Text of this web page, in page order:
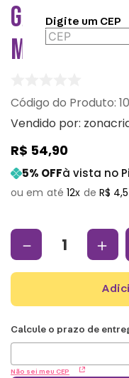
Digite um CEP
GARRAFA COM
MINNIE -
:
Vendido por:
R$ 54,90
5% OFFà vista no
12 R$ 4,
＋
－
Não sei meu CEP